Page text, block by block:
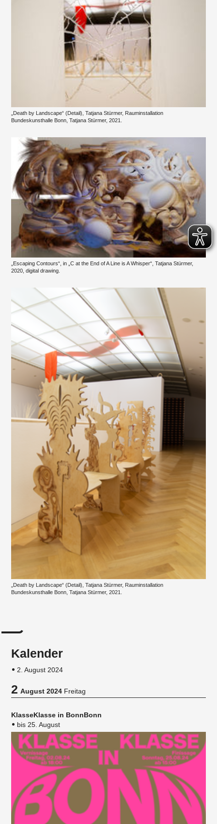
„Death by Landscape“ (Detail), Tatjana Stürmer, Rauminstallation
Bundeskunsthalle Bonn, Tatjana Stürmer, 2021.
„Escaping Contours“, in „C at the End of A Line is A Whisper“, Tatjana Stürmer,
2020, digital drawing.
„Death by Landscape“ (Detail), Tatjana Stürmer, Rauminstallation
Bundeskunsthalle Bonn, Tatjana Stürmer, 2021.
Kalender
2. August 2024
2August 2024 Freitag
KlasseKlasse in BonnBonn
bis 25. August